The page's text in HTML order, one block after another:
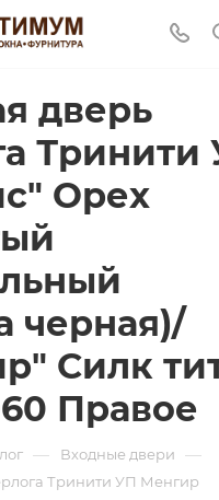
дверь
Тринити
Орех
черная)/
Силк
Правое
— Входные двери —
Тринити УП Менгир